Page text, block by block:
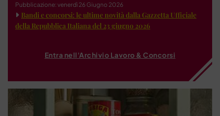
Pubblicazione: venerdì 26 Giugno 2026
Bandi e concorsi: le ultime novità dalla Gazzetta Ufficiale
della Repubblica Italiana del 23 giugno 2026
Entra nell'Archivio Lavoro & Concorsi